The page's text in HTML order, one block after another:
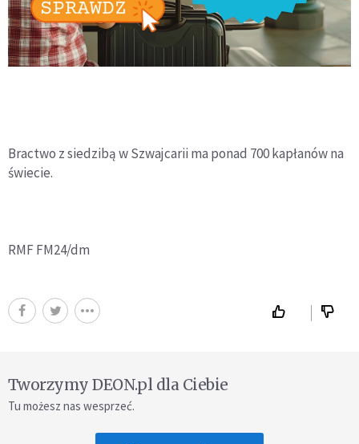
Bractwo z siedzibą w Szwajcarii ma ponad 700 kapłanów na
świecie.
RMF FM24/dm
Tworzymy DEON.pl dla Ciebie
Tu możesz nas wesprzeć.